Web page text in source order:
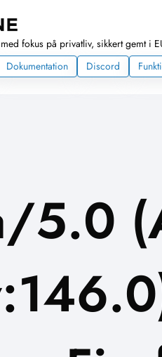
fokus på privatliv, sikkert gemt i
Dokumentation Discord
5.0